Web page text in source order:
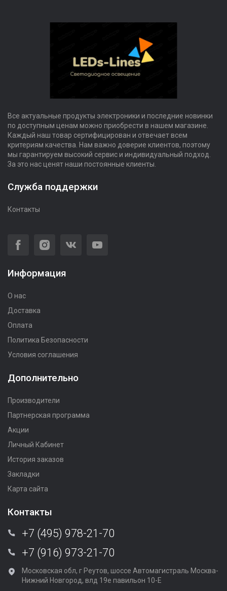
Все актуальные продукты электроники и последние новинки
по доступным ценам можно приобрести в нашем магазине.
Каждый наш товар сертифицирован и отвечает всем
критериям качества. Нам важно доверие клиентов, поэтому
мы гарантируем высокий сервис и индивидуальный подход.
За это нас ценят наши постоянные клиенты.
Служба поддержки
Контакты
Информация
О нас
Доставка
Оплата
Политика Безопасности
Условия соглашения
Дополнительно
Производители
Партнерская программа
Акции
Личный Кабинет
История заказов
Закладки
Карта сайта
Контакты
+7 (495) 978-21-70
+7 (916) 973-21-70
Московская обл, г Реутов, шоссе Автомагистраль Москва-
Нижний Новгород, влд 19е павильон 10-Е